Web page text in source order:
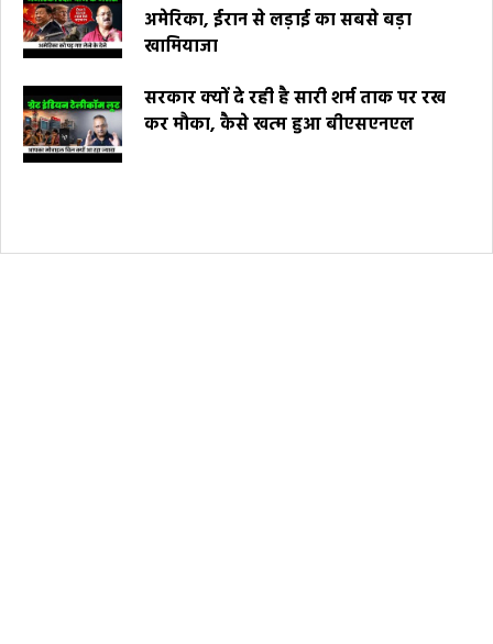
अमेरिका, ईरान से लड़ाई का सबसे बड़ा
खामियाजा
सरकार क्यों दे रही है सारी शर्म ताक पर रख
कर मौका, कैसे खत्म हुआ बीएसएनएल